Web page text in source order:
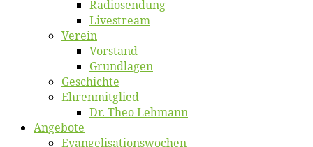
Ra­dio­sen­dung
Live­stream
Ver­ein
Vor­stand
Grund­la­gen
Ge­schich­te
Eh­ren­mit­glied
Dr. Theo Lehmann
An­ge­bo­te
Evangelisa­tions­wo­chen